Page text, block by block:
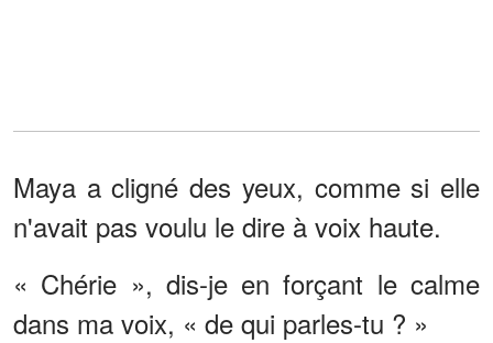
Maya a cligné des yeux, comme si elle
n'avait pas voulu le dire à voix haute.
« Chérie », dis-je en forçant le calme
dans ma voix, « de qui parles-tu ? »